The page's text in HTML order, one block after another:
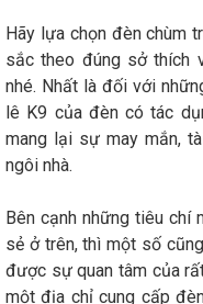
Hãy lựa chọn đèn chùm
sắc theo đúng sở thích
nhé. Nhất là đối với
lê K9 của đèn có tác
mang lại sự may mắn,
ngôi nhà.
Bên cạnh những tiêu chí
sẻ ở trên, thì một số
được sự quan tâm của
một địa chỉ cung cấp